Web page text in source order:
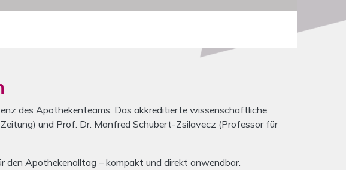
des Apothekenteams. Das akkreditierte wissenschaftliche
und Prof. Dr. Manfred Schubert-Zsilavecz (Professor für
den Apothekenalltag – kompakt und direkt anwendbar.